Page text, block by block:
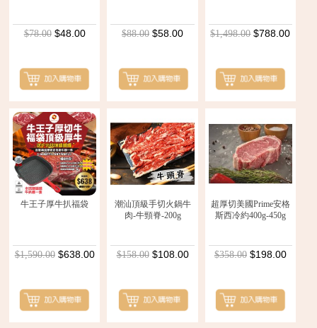
$78.00 $48.00 $88.00 $58.00 $1,498.00 $788.00
牛王子厚牛扒福袋
$1,590.00 $638.00
潮汕頂級手切火鍋牛
肉-牛頸脊-200g
$158.00 $108.00
超厚切美國Prime安格
斯西冷約400g-450g
$358.00 $198.00